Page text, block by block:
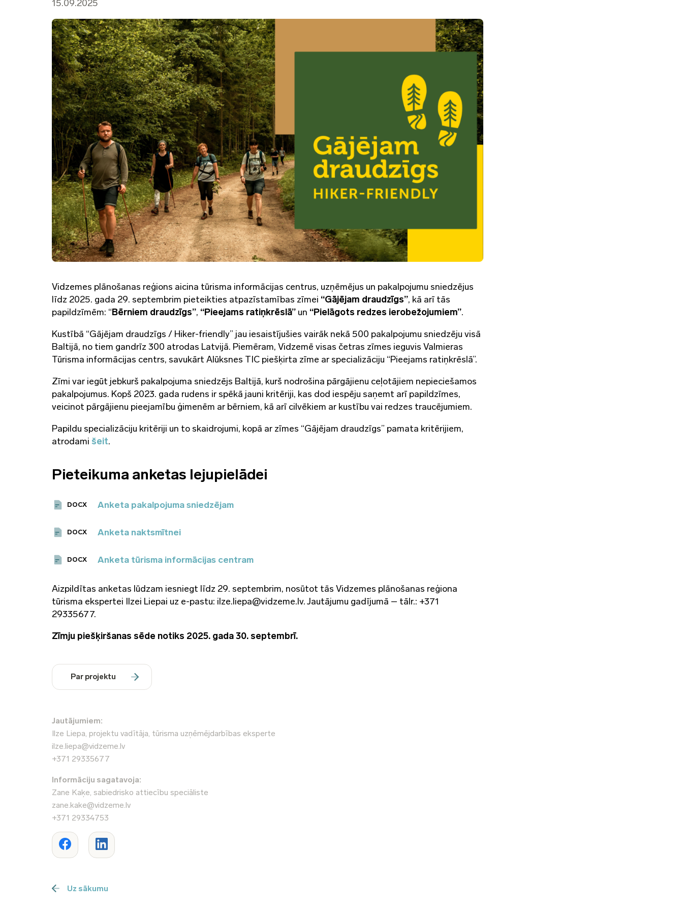
15.09.2025
Vidzemes plānošanas reģions aicina tūrisma informācijas centrus, uzņēmējus un pakalpojumu sniedzējus
līdz 2025. gada 29. septembrim pieteikties atpazīstamības zīmei “Gājējam draudzīgs”, kā arī tās
papildzīmēm: “Bērniem draudzīgs”, “Pieejams ratiņkrēslā” un “Pielāgots redzes ierobežojumiem”.
Kustībā “Gājējam draudzīgs / Hiker-friendly” jau iesaistījušies vairāk nekā 500 pakalpojumu sniedzēju visā
Baltijā, no tiem gandrīz 300 atrodas Latvijā. Piemēram, Vidzemē visas četras zīmes ieguvis Valmieras
Tūrisma informācijas centrs, savukārt Alūksnes TIC piešķirta zīme ar specializāciju “Pieejams ratiņkrēslā”.
Zīmi var iegūt jebkurš pakalpojuma sniedzējs Baltijā, kurš nodrošina pārgājienu ceļotājiem nepieciešamos
pakalpojumus. Kopš 2023. gada rudens ir spēkā jauni kritēriji, kas dod iespēju saņemt arī papildzīmes,
veicinot pārgājienu pieejamību ģimenēm ar bērniem, kā arī cilvēkiem ar kustību vai redzes traucējumiem.
Papildu specializāciju kritēriji un to skaidrojumi, kopā ar zīmes “Gājējam draudzīgs” pamata kritērijiem,
atrodami šeit.
Pieteikuma anketas lejupielādei
DOCX Anketa pakalpojuma sniedzējam
DOCX Anketa naktsmītnei
DOCX Anketa tūrisma informācijas centram
Aizpildītas anketas lūdzam iesniegt līdz 29. septembrim, nosūtot tās Vidzemes plānošanas reģiona
tūrisma ekspertei Ilzei Liepai uz e-pastu: ilze.liepa@vidzeme.lv. Jautājumu gadījumā – tālr.: +371
29335677.
Zīmju piešķiršanas sēde notiks 2025. gada 30. septembrī.
Par projektu
Jautājumiem:
Ilze Liepa, projektu vadītāja, tūrisma uzņēmējdarbības eksperte
ilze.liepa@vidzeme.lv
+371 29335677
Informāciju sagatavoja:
Zane Kaķe, sabiedrisko attiecību speciāliste
zane.kake@vidzeme.lv
+371 29334753
Uz sākumu